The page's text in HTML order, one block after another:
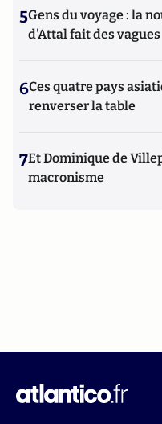
5Gens du voyage : la
d'Attal fait des vagues
6Ces quatre pays
renverser la table
7Et Dominique de
macronisme